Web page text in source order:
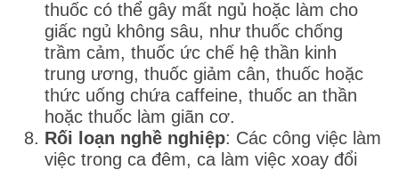
thuốc có thể gây mất ngủ hoặc làm cho
giấc ngủ không sâu, như thuốc chống
trầm cảm, thuốc ức chế hệ thần kinh
trung ương, thuốc giảm cân, thuốc hoặc
thức uống chứa caffeine, thuốc an thần
hoặc thuốc làm giãn cơ.
Rối loạn nghề nghiệp: Các công việc làm
việc trong ca đêm, ca làm việc xoay đổi